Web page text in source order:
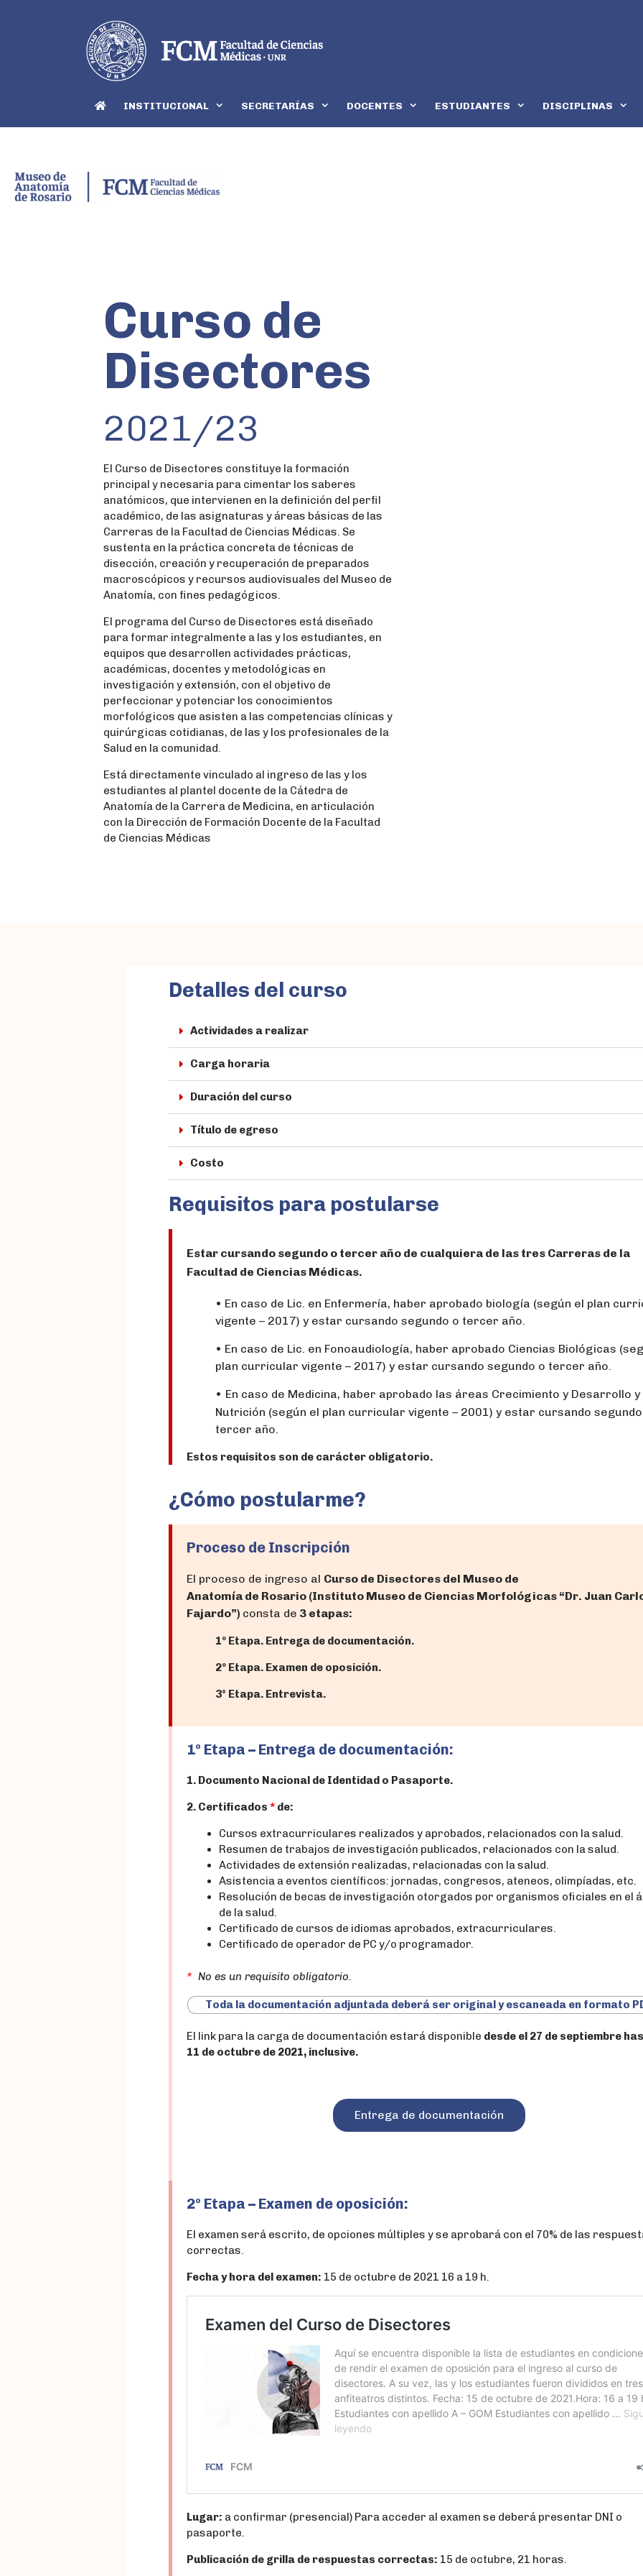
INSTITUCIONAL SECRETARÍAS DOCENTES ESTUDIANTES DISCIPLINAS
Curso de
Disectores
2021/23
El Curso de Disectores constituye la formación
principal y necesaria para cimentar los saberes
anatómicos, que intervienen en la definición del perfil
académico, de las asignaturas y áreas básicas de las
Carreras de la Facultad de Ciencias Médicas. Se
sustenta en la práctica concreta de técnicas de
disección, creación y recuperación de preparados
macroscópicos y recursos audiovisuales del Museo de
Anatomía, con fines pedagógicos.
El programa del Curso de Disectores está diseñado
para formar integralmente a las y los estudiantes, en
equipos que desarrollen actividades prácticas,
académicas, docentes y metodológicas en
investigación y extensión, con el objetivo de
perfeccionar y potenciar los conocimientos
morfológicos que asisten a las competencias clínicas y
quirúrgicas cotidianas, de las y los profesionales de la
Salud en la comunidad.
Está directamente vinculado al ingreso de las y los
estudiantes al plantel docente de la Cátedra de
Anatomía de la Carrera de Medicina, en articulación
con la Dirección de Formación Docente de la Facultad
de Ciencias Médicas
Detalles del curso
Actividades a realizar
Carga horaria
Duración del curso
Título de egreso
Costo
Requisitos para postularse
Estar cursando segundo o tercer año de cualquiera de las tres Carreras de la
Facultad de Ciencias Médicas.
• En caso de Lic. en Enfermería, haber aprobado biología (según el plan
vigente – 2017) y estar cursando segundo o tercer año.
• En caso de Lic. en Fonoaudiología, haber aprobado Ciencias Biológicas
plan curricular vigente – 2017) y estar cursando segundo o tercer año.
• En caso de Medicina, haber aprobado las áreas Crecimiento y Desarrollo y
Nutrición (según el plan curricular vigente – 2001) y estar cursando
tercer año.
Estos requisitos son de carácter obligatorio.
¿Cómo postularme?
Proceso de Inscripción
El proceso de ingreso al Curso de Disectores del Museo de
Anatomía de Rosario (Instituto Museo de Ciencias Morfológicas “Dr. Juan
Fajardo”) consta de 3 etapas:
1º Etapa. Entrega de documentación.
2º Etapa. Examen de oposición.
3° Etapa. Entrevista.
1º Etapa – Entrega de documentación:
1. Documento Nacional de Identidad o Pasaporte.
2. Certificados * de:
Cursos extracurriculares realizados y aprobados, relacionados con la salud.
Resumen de trabajos de investigación publicados, relacionados con la salud.
Actividades de extensión realizadas, relacionadas con la salud.
Asistencia a eventos científicos: jornadas, congresos, ateneos, olimpíadas, etc.
Resolución de becas de investigación otorgados por organismos oficiales en el
de la salud.
Certificado de cursos de idiomas aprobados, extracurriculares.
Certificado de operador de PC y/o programador.
* No es un requisito obligatorio.
Toda la documentación adjuntada deberá ser original y escaneada en formato
El link para la carga de documentación estará disponible desde el 27 de septiembre
11 de octubre de 2021, inclusive.
Entrega de documentación
2º Etapa – Examen de oposición:
El examen será escrito, de opciones múltiples y se aprobará con el 70% de las
correctas.
Fecha y hora del examen: 15 de octubre de 2021 16 a 19 h.
Lugar: a confirmar (presencial) Para acceder al examen se deberá presentar DNI o
pasaporte.
Publicación de grilla de respuestas correctas: 15 de octubre, 21 horas.